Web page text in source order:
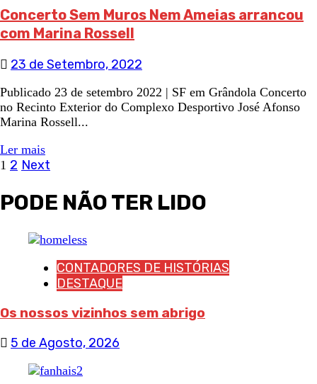
Concerto Sem Muros Nem Ameias arrancou
com Marina Rossell
23 de Setembro, 2022
Publicado 23 de setembro 2022 | SF em Grândola Concerto
no Recinto Exterior do Complexo Desportivo José Afonso
Marina Rossell...
Ler mais
Navegação
de
1 2 Next
PODE NÃO TER LIDO
CONTADORES DE HISTÓRIAS
DESTAQUE
Os nossos vizinhos sem abrigo
5 de Agosto, 2026